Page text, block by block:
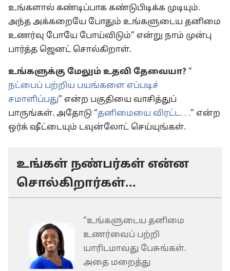
உங்களால் கண்டிப்பாக கண்டுபிடிக்க முடியும்.
அந்த அக்கறையே போதும் உங்களுடைய தனிமை
உணர்வு போயே போய்விடும்” என்று நாம் முன்பு
பார்த்த ஜெனட் சொல்கிறாள்.
உங்களுக்கு மேலும் உதவி தேவையா? “
நட்பைப் பற்றிய பயங்களை எப்படிச்
சமாளிப்பது” என்ற பகுதியை வாசித்துப்
பாருங்கள். அதோடு “தனிமையை விரட்ட. . .” என்ற
ஒர்க் ஷீட்டையும் டவுன்லோட் செய்யுங்கள்.
உங்கள் நண்பர்கள் என்ன
சொல்கிறார்கள்...
“உங்களுடைய தனிமை
உணர்வைப் பற்றி
யாரிடமாவது பேசுங்கள்.
அதை மறைத்து